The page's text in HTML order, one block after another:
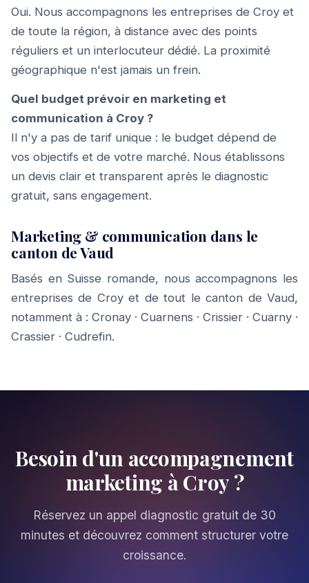
Oui. Nous accompagnons les entreprises de Croy et
de toute la région, à distance avec des points
réguliers et un interlocuteur dédié. La proximité
géographique n'est jamais un frein.
Quel budget prévoir en marketing et
communication à Croy ?
Il n'y a pas de tarif unique : le budget dépend de
vos objectifs et de votre marché. Nous établissons
un devis clair et transparent après le diagnostic
gratuit, sans engagement.
Marketing & communication dans le
canton de Vaud
Basés en Suisse romande, nous accompagnons les
entreprises de Croy et de tout le canton de Vaud,
notamment à : Cronay · Cuarnens · Crissier · Cuarny ·
Crassier · Cudrefin.
Besoin d'un accompagnement
marketing à Croy ?
Réservez un appel diagnostic gratuit de 30
minutes et découvrez comment structurer votre
croissance.